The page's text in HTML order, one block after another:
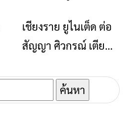
ฤดูกาล 2022/23ข่าวเชียงราย
เชียงราย ยูไนเต็ด ต่อ
สัญญา ศิวกรณ์ เตีย
แชมป์ไปด้วยกัน